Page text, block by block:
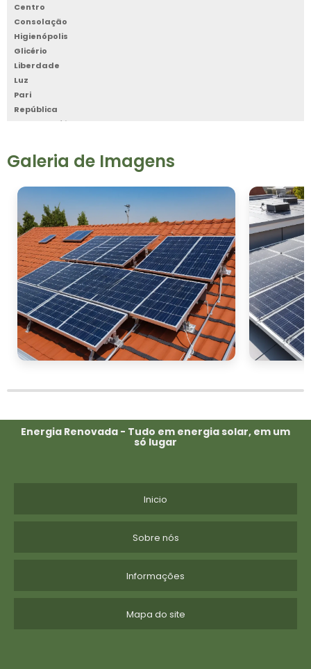
Centro
Consolação
Higienópolis
Glicério
Liberdade
Luz
Pari
República
Santa Cecília
Sé
Vila Buarque
Galeria de Imagens
Energia Renovada - Tudo em energia solar, em um
só lugar
Inicio
Sobre nós
Informações
Mapa do site